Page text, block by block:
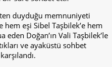
duyduğu memnuniyeti
hem eşi Sibel Taşbilek’e hem
Doğan’ın Vali Taşbilek’le
ve ayaküstü sohbet